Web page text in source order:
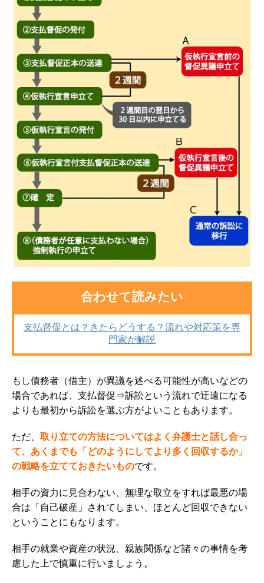
合わせて読みたい
支払督促とは？きたらどうする？流れや対応策を専
門家が解説
もし債務者（借主）が異議を述べる可能性が高いなどの
場合であれば、支払督促⇒訴訟という流れで迂遠になる
よりも最初から訴訟を選ぶ方がよいこともあります。
ただ、 取り立ての方法についてはよく弁護士と話し合っ
て、あくまでも
「どのようにしてより多く回収するか」
の戦略を立てておきたいものです。
相手の資力に見合わない、無理な取立をすれば最悪の場
合は「自己破産」されてしまい、ほとんど回収できない
ということにもなります。
相手の就業や資産の状況、親族関係など諸々の事情を考
慮した上で慎重に行いましょう。